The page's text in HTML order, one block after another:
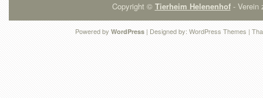
Copyright © Tierheim Helenenhof- Verein
Powered by WordPress | Designed by: WordPress Themes |